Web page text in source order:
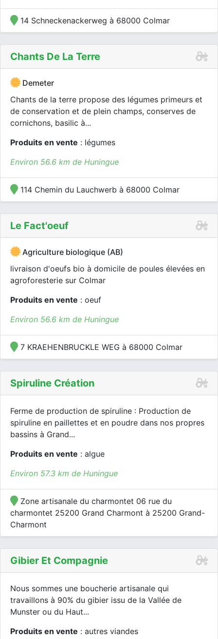
14 Schneckenackerweg à 68000 Colmar
Chants De La Terre
Demeter
Chants de la terre propose des légumes primeurs et
de conservation et de plein champs, conserves de
cornichons, basilic à...
Produits en vente : légumes
Environ 56.6 km de Huningue
114 Chemin du Lauchwerb à 68000 Colmar
Le Fact'oeuf
Agriculture biologique (AB)
livraison d'oeufs bio à domicile de poules élevées en
agroforesterie sur Colmar
Produits en vente : oeuf
Environ 56.6 km de Huningue
7 KRAEHENBRUCKLE WEG à 68000 Colmar
Spiruline Création
Ferme de production de spiruline : Production de
spiruline en paillettes et en poudre dans nos propres
bassins à Grand...
Produits en vente : algue
Environ 57.3 km de Huningue
Zone artisanale du charmontet 06 rue du
charmontet 25200 Grand Charmont à 25200 Grand-
Charmont
Gibier Et Compagnie
Nous sommes une boucherie artisanale qui
travaillons à 90% du gibier issu de la Vallée de
Munster ou du Haut...
Produits en vente : autres viandes